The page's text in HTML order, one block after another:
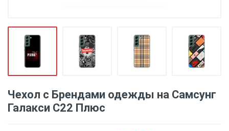
Чехол с Брендами одежды на Самсунг
Галакси С22 Плюс